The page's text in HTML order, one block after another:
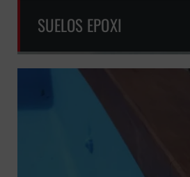
SUELOS EPOXI